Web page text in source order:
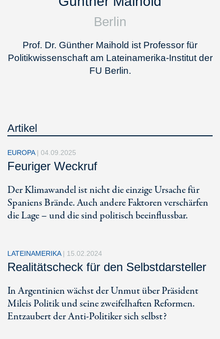
Berlin
Prof. Dr. Günther Maihold ist Professor für
Politikwissenschaft am Lateinamerika-Institut der
FU Berlin.
Artikel
EUROPA | 04.09.2025
Feuriger Weckruf
Der Klimawandel ist nicht die einzige Ursache für
Spaniens Brände. Auch andere Faktoren verschärfen
die Lage – und die sind politisch beeinflussbar.
LATEINAMERIKA | 15.02.2024
Realitätscheck für den Selbstdarsteller
In Argentinien wächst der Unmut über Präsident
Mileis Politik und seine zweifelhaften Reformen.
Entzaubert der Anti-Politiker sich selbst?